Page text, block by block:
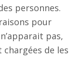
personnes.
pour
pas,
de les